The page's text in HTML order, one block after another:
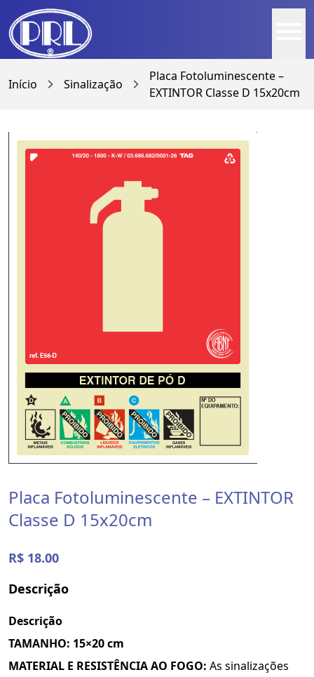
Início arrow_forward_ios Sinalização arrow_forward_ios
Placa Fotoluminescente –
EXTINTOR Classe D 15x20cm
Placa Fotoluminescente – EXTINTOR
Classe D 15x20cm
R$ 18.00
Descrição
Descrição
TAMANHO: 15×20 cm
MATERIAL E RESISTÊNCIA AO FOGO: As sinalizações